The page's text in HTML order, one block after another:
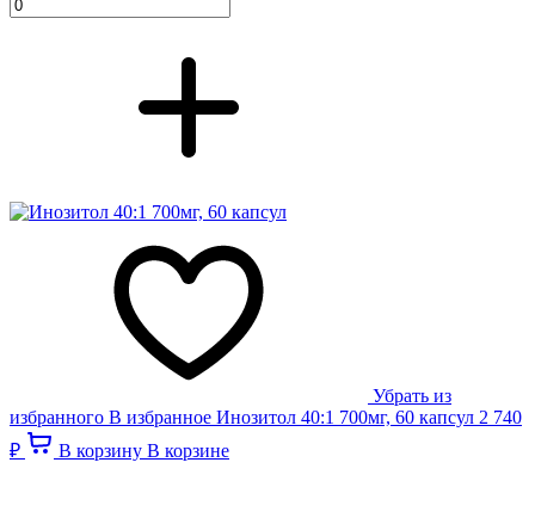
Убрать из
избранного В избранное Инозитол 40:1 700мг, 60 капсул 2 740
₽
В корзину В корзине